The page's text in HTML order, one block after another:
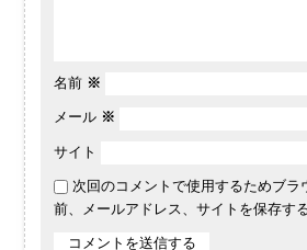
名前 ※
メール ※
サイト
次回のコメントで使用するためブラ
前、メールアドレス、サイトを保存する